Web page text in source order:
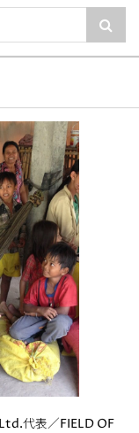
代表／FIELD OF